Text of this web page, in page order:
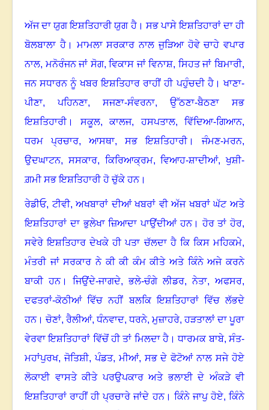
ਅੱਜ ਦਾ ਯੁਗ ਇਸ਼ਤਿਹਾਰੀ ਯੁਗ ਹੈ। ਸਭ ਪਾਸੇ ਇਸ਼ਤਿਹਾਰਾਂ ਦਾ ਹੀ
ਬੋਲਬਾਲਾ ਹੈ। ਮਾਮਲਾ ਸਰਕਾਰ ਨਾਲ ਜੁੜਿਆ ਹੋਵੇ ਚਾਹੇ ਵਪਾਰ
ਨਾਲ, ਮਨੋਰੰਜਨ ਜਾਂ ਸੋਗ,ਵਿਕਾਸ ਜਾਂ ਵਿਨਾਸ਼, ਸਿਹਤ ਜਾਂ ਬਿਮਾਰੀ,
ਜਨ ਸਧਾਰਨ ਨੂੰ ਖਬਰ ਇਸ਼ਤਿਹਾਰ ਰਾਹੀਂ ਹੀ ਪਹੁੰਚਦੀ ਹੈ।ਖਾਣਾ-
ਪੀਣਾ,ਪਹਿਨਣਾ, ਸਜਣਾ-ਸੰਵਰਨਾ, ਉੱਠਣਾ-ਬੈਠਣਾ ਸਭ
ਇਸ਼ਤਿਹਾਰੀ। ਸਕੂਲ,ਕਾਲਜ,ਹਸਪਤਾਲ, ਵਿੱਦਿਆ-ਗਿਆਨ,
ਧਰਮ ਪ੍ਰਚਾਰ, ਆਸਥਾ, ਸਭ ਇਸ਼ਤਿਹਾਰੀ।ਜੰਮਣ-ਮਰਨ,
ਉਦਘਾਟਨ, ਸਸਕਾਰ, ਕਿਰਿਆਕ੍ਰਮ,ਵਿਆਹ-ਸ਼ਾਦੀਆਂ,ਖੁਸ਼ੀ-
ਗ਼ਮੀ ਸਭ ਇਸ਼ਤਿਹਾਰੀ ਹੋ ਚੁੱਕੇ ਹਨ।
ਰੇਡੀਓ, ਟੀਵੀ,ਅਖਬਾਰਾਂ ਦੀਆਂ ਖਬਰਾਂ ਵੀ ਅੱਜ ਖਬਰਾਂ ਘੱਟ ਅਤੇ
ਇਸ਼ਤਿਹਾਰਾਂ ਦਾ ਭੁਲੇਖਾ ਜ਼ਿਆਦਾ ਪਾਉਂਦੀਆਂ ਹਨ।ਹੋਰ ਤਾਂ ਹੋਰ,
ਸਵੇਰੇ ਇਸ਼ਤਿਹਾਰ ਦੇਖਕੇ ਹੀ ਪਤਾ ਚੱਲਦਾ ਹੈ ਕਿ ਕਿਸ ਮਹਿਕਮੇ,
ਮੰਤਰੀ ਜਾਂ ਸਰਕਾਰ ਨੇ ਕੀ ਕੀ ਕੰਮ ਕੀਤੇ ਅਤੇ ਕਿੰਨੇ ਅਜੇ ਕਰਨੇ
ਬਾਕੀ ਹਨ। ਜਿਉਂਦੇ-ਜਾਗਦੇ,ਭਲੇ-ਚੰਗੇ ਲੀਡਰ,ਨੇਤਾ, ਅਫਸਰ,
ਦਫਤਰਾਂ-ਕੋਠੀਆਂ ਵਿੱਚ ਨਹੀਂ ਬਲਕਿ ਇਸ਼ਤਿਹਾਰਾਂ ਵਿੱਚ ਲੱਭਦੇ
ਹਨ। ਚੋਣਾਂ, ਰੈਲੀਆਂ,ਧੰਨਵਾਦ,ਧਰਨੇ, ਮੁਜ਼ਾਹਰੇ,ਹੜਤਾਲਾਂ ਦਾ ਪੂਰਾ
ਵੇਰਵਾ ਇਸ਼ਤਿਹਾਰਾਂ ਵਿੱਚੋਂ ਹੀ ਤਾਂ ਮਿਲਦਾ ਹੈ ।ਧਾਰਮਕ ਬਾਬੇ,ਸੰਤ-
ਮਹਾਂਪੁਰਖ,ਜੋਤਿਸ਼ੀ,ਪੰਡਤ, ਮੀਆਂ, ਸਭ ਦੇ ਫੋਟੋਆਂ ਨਾਲ ਸਜੇ ਹੋਏ
ਲੋਕਾਈ ਵਾਸਤੇ ਕੀਤੇ ਪਰਉਪਕਾਰ ਅਤੇ ਭਲਾਈ ਦੇ ਅੰਕੜੇ ਵੀ
ਇਸ਼ਤਿਹਾਰਾਂ ਰਾਹੀਂ ਹੀ ਪ੍ਰਚਾਰੇ ਜਾਂਦੇ ਹਨ। ਕਿੰਨੇ ਜਾਪੁ ਹੋਏ,ਕਿੰਨੇ